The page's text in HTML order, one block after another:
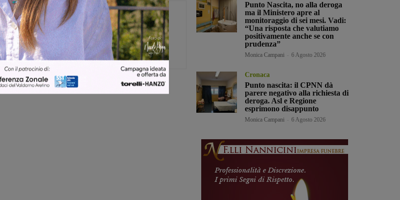
Michele Bossini
Punto Nascita, no alla deroga
ma il Ministero apre al
monitoraggio di sei mesi. Vadi:
“Una risposta che valutiamo
positivamente anche se con
prudenza”
Monica Campani 6 Agosto 2026
Cronaca
Punto nascita: il CPNN dà
parere negativo alla richiesta di
deroga. Asl e Regione
esprimono disappunto
Monica Campani 6 Agosto 2026